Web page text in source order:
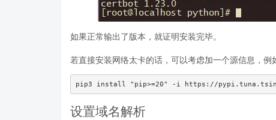
如果正常输出了版本，就证明安装完毕。
若直接安装网络太卡的话，可以考虑加一个源信息，例
pip3 install "pip>=20" -i https://
设置域名解析